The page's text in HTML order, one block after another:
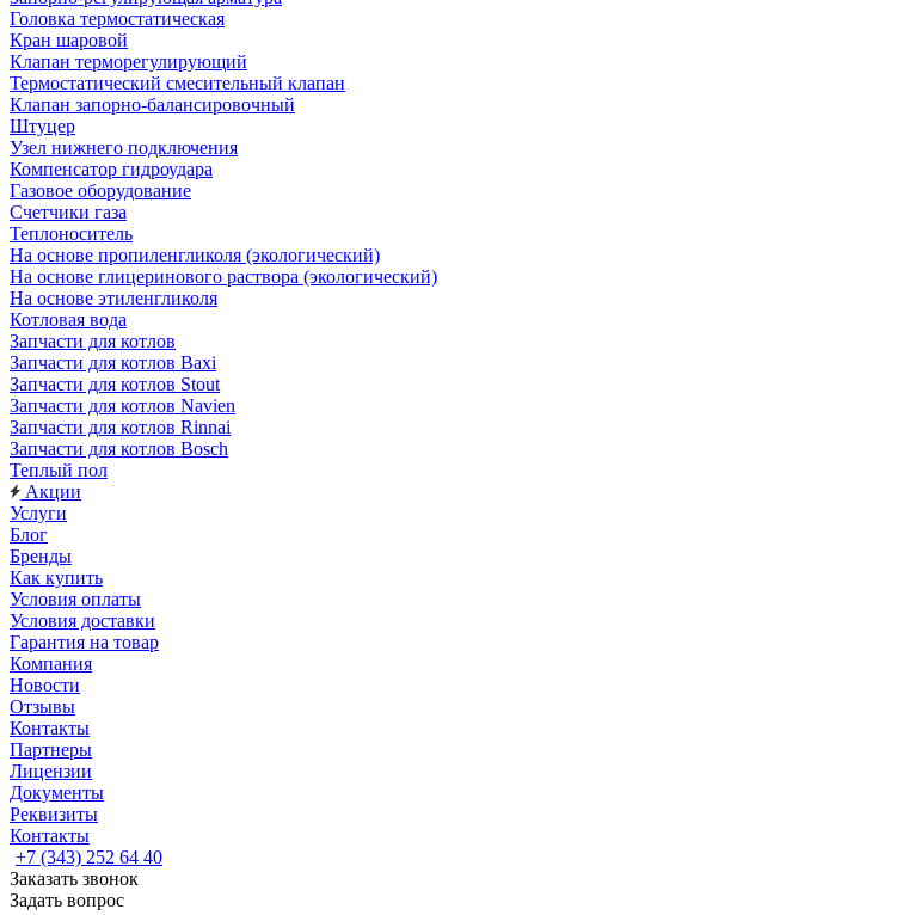
Головка термостатическая
Кран шаровой
Клапан терморегулирующий
Термостатический смесительный клапан
Клапан запорно-балансировочный
Штуцер
Узел нижнего подключения
Компенсатор гидроудара
Газовое оборудование
Счетчики газа
Теплоноситель
На основе пропиленгликоля (экологический)
На основе глицеринового раствора (экологический)
На основе этиленгликоля
Котловая вода
Запчасти для котлов
Запчасти для котлов Baxi
Запчасти для котлов Stout
Запчасти для котлов Navien
Запчасти для котлов Rinnai
Запчасти для котлов Bosch
Теплый пол
Акции
Услуги
Блог
Бренды
Как купить
Условия оплаты
Условия доставки
Гарантия на товар
Компания
Новости
Отзывы
Контакты
Партнеры
Лицензии
Документы
Реквизиты
Контакты
+7 (343) 252 64 40
Заказать звонок
Задать вопрос